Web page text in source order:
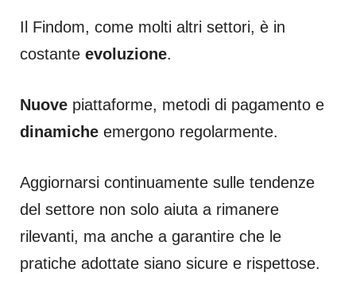
Il Findom, come molti altri settori, è in
costante evoluzione.
Nuove piattaforme, metodi di pagamento e
dinamiche emergono regolarmente.
Aggiornarsi continuamente sulle tendenze
del settore non solo aiuta a rimanere
rilevanti, ma anche a garantire che le
pratiche adottate siano sicure e rispettose.